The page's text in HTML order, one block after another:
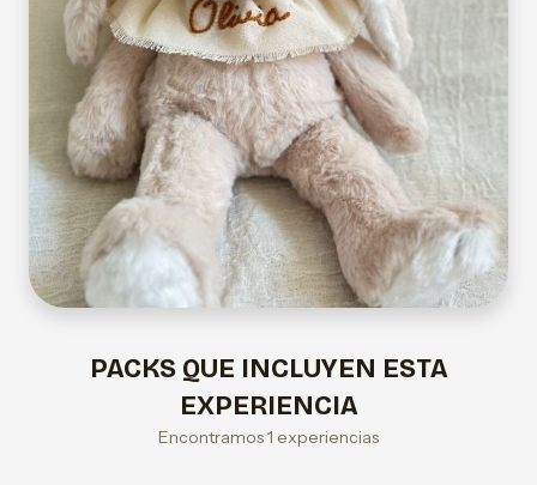
PACKS QUE INCLUYEN ESTA
EXPERIENCIA
Encontramos 1 experiencias